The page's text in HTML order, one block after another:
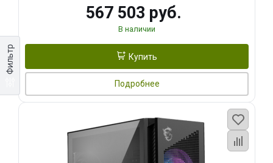
Фильтр
567 503 руб.
В наличии
Купить
Подробнее